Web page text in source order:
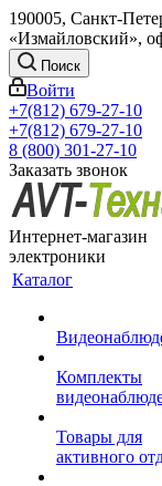
190005, Санкт-
«Измайловский»,
Поиск
Войти
+7(812) 679-27-10
+7(812) 679-27-10
8 (800) 301-27-10
Заказать звонок
Интернет-магазин
электроники
Каталог
Комплекты
Товары для
активного